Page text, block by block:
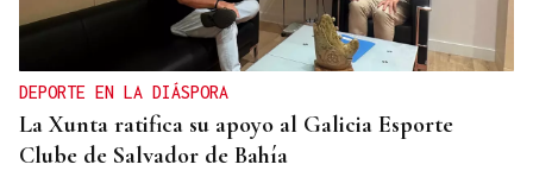
DEPORTE EN LA DIÁSPORA
La Xunta ratifica su apoyo al Galicia Esporte
Clube de Salvador de Bahía